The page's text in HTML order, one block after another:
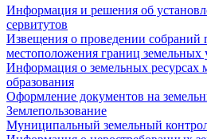
Информация и решения об
сервитутов
Извещения о проведении собраний
местоположения границ земельных
Информация о земельных ресурсах
образования
Оформление документов на
Землепользование
Муниципальный земельный